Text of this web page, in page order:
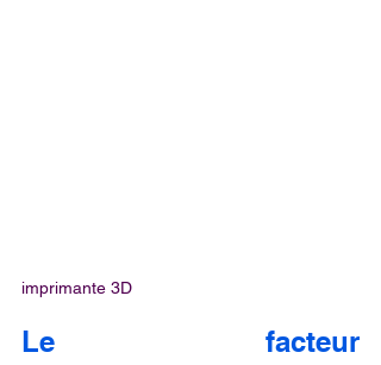
imprimante 3D
Le facteur